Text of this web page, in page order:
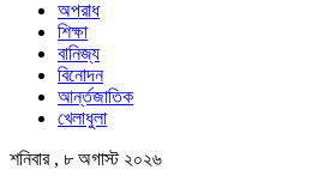
অপরাধ
শিক্ষা
বানিজ্য
বিনোদন
আর্ন্তজাতিক
খেলাধুলা
শনিবার , ৮ অগাস্ট ২০২৬